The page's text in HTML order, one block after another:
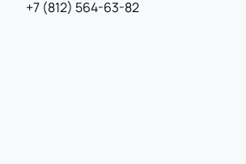
+7 (812) 564-63-82